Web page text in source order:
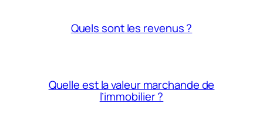
Quels sont les revenus ?
Quelle est la valeur marchande de
l’immobilier ?